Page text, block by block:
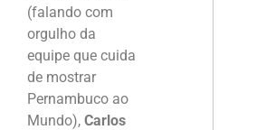
(falando com
orgulho da
equipe que cuida
de mostrar
Pernambuco ao
Mundo), Carlos